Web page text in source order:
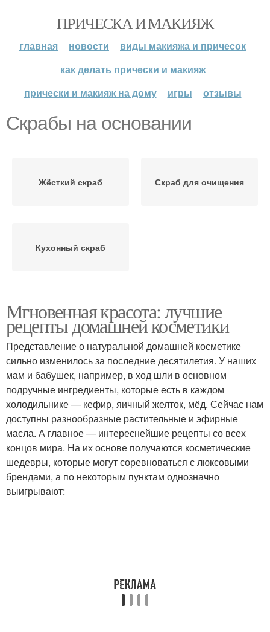
ПРИЧЕСКА И МАКИЯЖ
главная новости
виды макияжа и причесок
как делать прически и макияж
прически и макияж на дому
игры отзывы
Скрабы на основании
Жёсткий скраб Скраб для очищения
Кухонный скраб
Мгновенная красота: лучшие
рецепты домашней косметики
Представление о натуральной домашней косметике
сильно изменилось за последние десятилетия. У наших
мам и бабушек, например, в ход шли в основном
подручные ингредиенты, которые есть в каждом
холодильнике — кефир, яичный желток, мёд. Сейчас нам
доступны разнообразные растительные и эфирные
масла. А главное — интереснейшие рецепты со всех
концов мира. На их основе получаются косметические
шедевры, которые могут соревноваться с люксовыми
брендами, а по некоторым пунктам однозначно
выигрывают: